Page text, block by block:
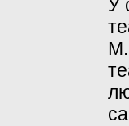
У
М.